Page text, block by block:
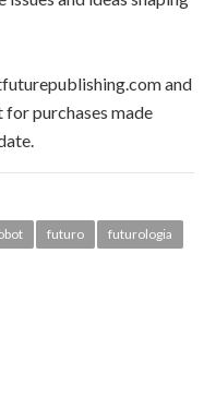
and
for purchases made
futuro
futurologia